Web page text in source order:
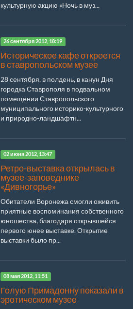
культурную акцию «Ночь в муз...
26 сентября 2012, 18:19
Историческое кафе откроется
в ставропольском музее
28 сентября, в полдень, в канун Дня
городка Ставрополя в подвальном
помещении Ставропольского
муниципального историко-культурного
и природно-ландшафтн...
02 июня 2012, 13:47
Ретро-выставка открылась в
музее-заповеднике
«Дивногорье»
Обитатели Воронежа смогли оживить
приятные воспоминания собственного
юношества, благодаря открывшейся
первого юнее выставке. Открытие
выставки было пр...
08 мая 2012, 11:51
Голую Примадонну показали в
эротическом музее